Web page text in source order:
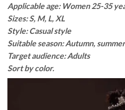
Applicable age: Women 25-35
Sizes: S, M, L, XL
Style: Casual style
Suitable season: Autumn,
Target audience: Adults
Sort by color.